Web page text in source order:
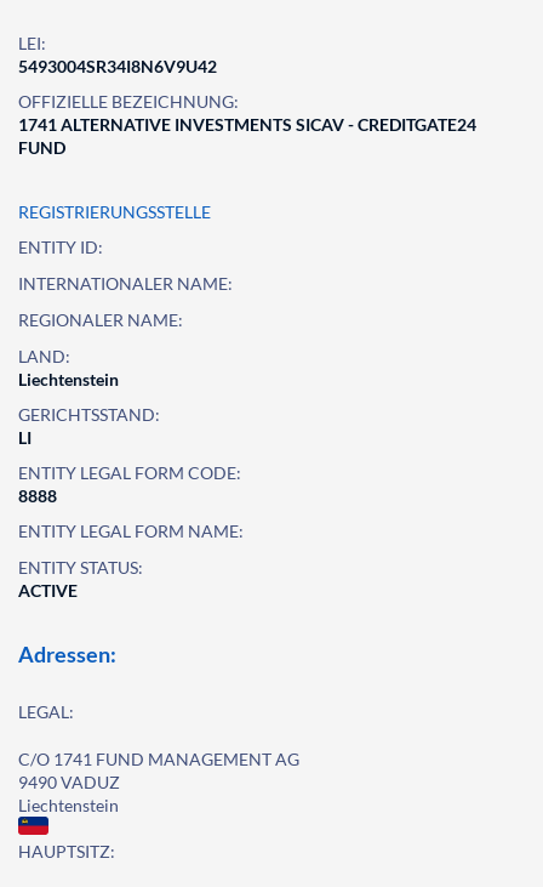
LEI:
5493004SR34I8N6V9U42
OFFIZIELLE BEZEICHNUNG:
1741 ALTERNATIVE INVESTMENTS SICAV - CREDITGATE24
FUND
REGISTRIERUNGSSTELLE
ENTITY ID:
INTERNATIONALER NAME:
REGIONALER NAME:
LAND:
Liechtenstein
GERICHTSSTAND:
LI
ENTITY LEGAL FORM CODE:
8888
ENTITY LEGAL FORM NAME:
ENTITY STATUS:
ACTIVE
Adressen:
LEGAL:
C/O 1741 FUND MANAGEMENT AG
9490 VADUZ
Liechtenstein
HAUPTSITZ: